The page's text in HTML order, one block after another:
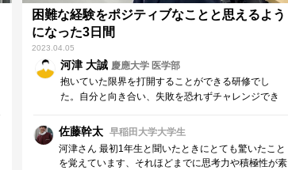
困難な経験をポジティブなことと思えるよう
になった3日間
2023.04.05
河津 大誠 慶應大学 医学部
抱いていた限界を打開することができる研修でし
た。自分と向き合い、失敗を恐れずチャレンジでき
ることをポジティブに捉えることができるようにな
りました。
佐藤幹太 早稲田大学大学生
河津さん 最初1年生と聞いたときにとても驚いたこと
を覚えています、それほどまでに思考力や積極性が素